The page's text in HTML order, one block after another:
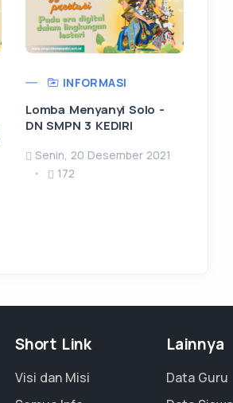
INFORMASI
Lomba Menyanyi Solo -
DN SMPN 3 KEDIRI
Senin, 20 Desember 2021
172
Short Link
Visi dan Misi
Lainnya
Data Guru